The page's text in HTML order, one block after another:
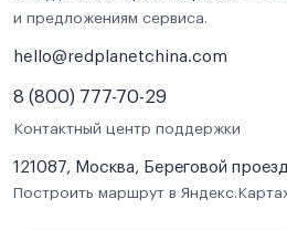
и предложениям сервиса.
hello@redplanetchina.com
8 (800) 777-70-29
Контактный центр поддержки
121087, Москва, Береговой
Построить маршрут в